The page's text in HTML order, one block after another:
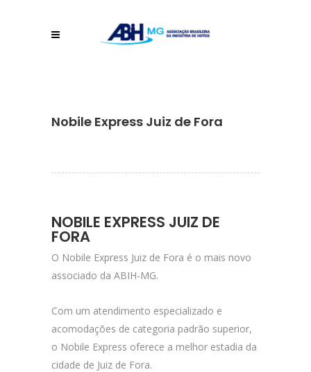
Nobile Express Juiz de Fora
NOBILE EXPRESS JUIZ DE
FORA
O Nobile Express Juiz de Fora é o mais novo
associado da ABIH-MG.
Com um atendimento especializado e
acomodações de categoria padrão superior,
o Nobile Express oferece a melhor estadia da
cidade de Juiz de Fora.